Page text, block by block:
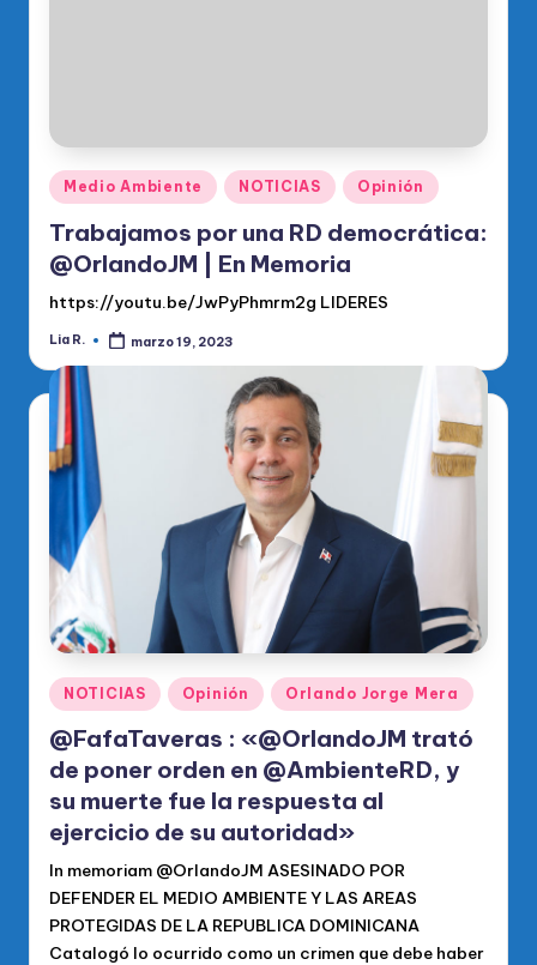
Publicado
en
Medio Ambiente NOTICIAS Opinión
Trabajamos por una RD democrática:
@OrlandoJM | En Memoria
https://youtu.be/JwPyPhmrm2g LIDERES
Publicado
Lia R. marzo 19, 2023
Publicado
en
NOTICIAS Opinión Orlando Jorge Mera
@FafaTaveras : «@OrlandoJM trató
de poner orden en @AmbienteRD, y
su muerte fue la respuesta al
ejercicio de su autoridad»
In memoriam @OrlandoJM ASESINADO POR
DEFENDER EL MEDIO AMBIENTE Y LAS AREAS
PROTEGIDAS DE LA REPUBLICA DOMINICANA
Catalogó lo ocurrido como un crimen que debe haber